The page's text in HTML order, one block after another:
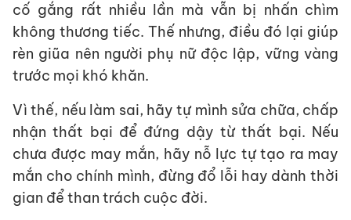
cố gắng rất nhiều lần mà vẫn bị nhấn chìm
không thương tiếc. Thế nhưng, điều đó lại giúp
rèn giũa nên người phụ nữ độc lập, vững vàng
trước mọi khó khăn.
Vì thế, nếu làm sai, hãy tự mình sửa chữa, chấp
nhận thất bại để đứng dậy từ thất bại. Nếu
chưa được may mắn, hãy nỗ lực tự tạo ra may
mắn cho chính mình, đừng đổ lỗi hay dành thời
gian để than trách cuộc đời.